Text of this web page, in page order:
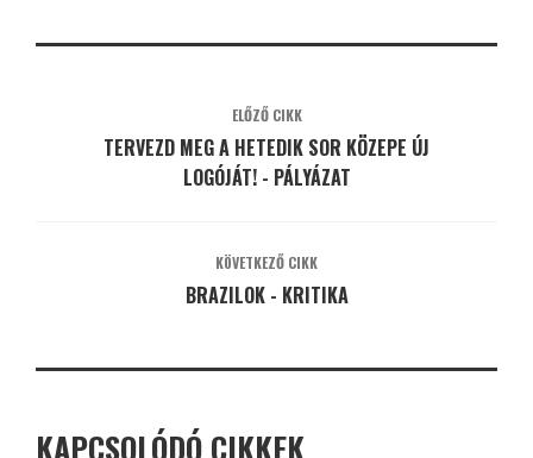
ELŐZŐ CIKK
TERVEZD MEG A HETEDIK SOR KÖZEPE ÚJ
LOGÓJÁT! - PÁLYÁZAT
KÖVETKEZŐ CIKK
BRAZILOK - KRITIKA
KAPCSOLÓDÓ CIKKEK